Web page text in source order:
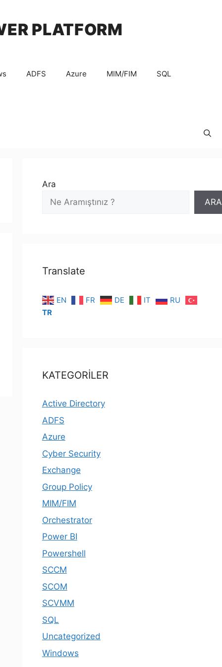
PLATFORM
ADFS Azure MIM/FIM SQL
Ara
ARA
Translate
EN FR DE IT
RU
TR
KATEGORİLER
Active Directory
ADFS
Azure
Cyber Security
Exchange
Group Policy
MIM/FIM
Orchestrator
Power BI
Powershell
SCCM
SCOM
SCVMM
SQL
Uncategorized
Windows